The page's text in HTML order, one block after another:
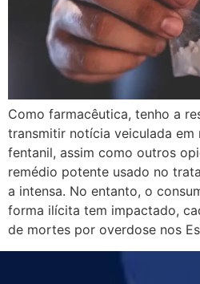
Como farmacêutica, tenho a
transmitir notícia veiculada em
fentanil, assim como outros
remédio potente usado no
a intensa. No entanto, o
forma ilícita tem impactado,
de mortes por overdose nos